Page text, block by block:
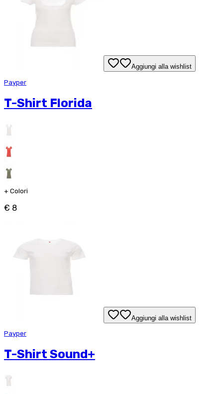
Aggiungi alla wishlist
Payper
T-Shirt Florida
+ Colori
€ 8
Aggiungi alla wishlist
Payper
T-Shirt Sound+